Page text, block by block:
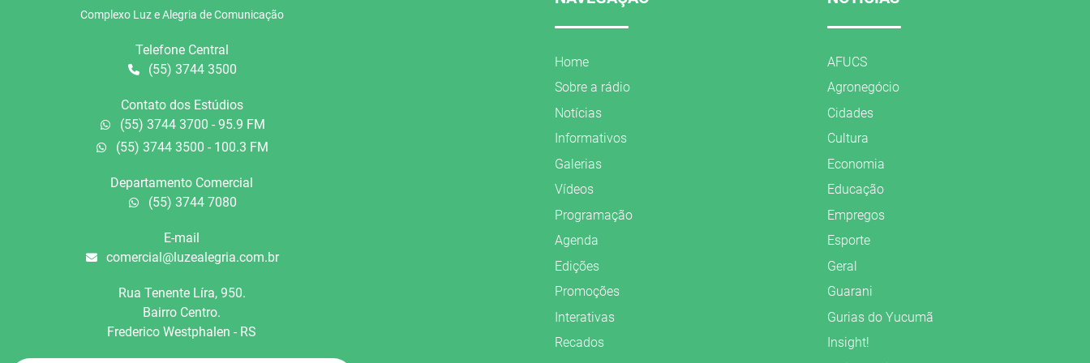
Complexo Luz e Alegria de Comunicação
Telefone Central
(55) 3744 3500
Contato dos Estúdios
(55) 3744 3700 - 95.9 FM
(55) 3744 3500 - 100.3 FM
Departamento Comercial
(55) 3744 7080
E-mail
comercial@luzealegria.com.br
Rua Tenente Líra, 950.
Bairro Centro.
Frederico Westphalen - RS
Home
Sobre a rádio
Notícias
Informativos
Galerias
Vídeos
Programação
Agenda
Edições
Promoções
Interativas
Recados
AFUCS
Agronegócio
Cidades
Cultura
Economia
Educação
Empregos
Esporte
Geral
Guarani
Gurias do Yucumã
Insight!